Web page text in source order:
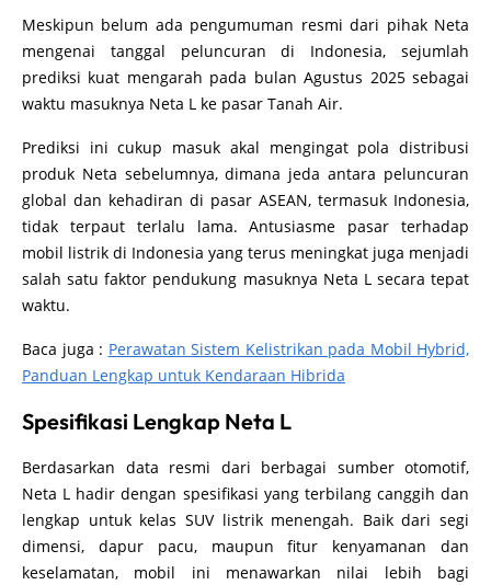
Meskipun belum ada pengumuman resmi dari pihak Neta
mengenai tanggal peluncuran di Indonesia, sejumlah
prediksi kuat mengarah pada bulan Agustus 2025 sebagai
waktu masuknya Neta L ke pasar Tanah Air.
Prediksi ini cukup masuk akal mengingat pola distribusi
produk Neta sebelumnya, dimana jeda antara peluncuran
global dan kehadiran di pasar ASEAN, termasuk Indonesia,
tidak terpaut terlalu lama. Antusiasme pasar terhadap
mobil listrik di Indonesia yang terus meningkat juga menjadi
salah satu faktor pendukung masuknya Neta L secara tepat
waktu.
Baca juga : Perawatan Sistem Kelistrikan pada Mobil Hybrid,
Panduan Lengkap untuk Kendaraan Hibrida
Spesifikasi Lengkap Neta L
Berdasarkan data resmi dari berbagai sumber otomotif,
Neta L hadir dengan spesifikasi yang terbilang canggih dan
lengkap untuk kelas SUV listrik menengah. Baik dari segi
dimensi, dapur pacu, maupun fitur kenyamanan dan
keselamatan, mobil ini menawarkan nilai lebih bagi